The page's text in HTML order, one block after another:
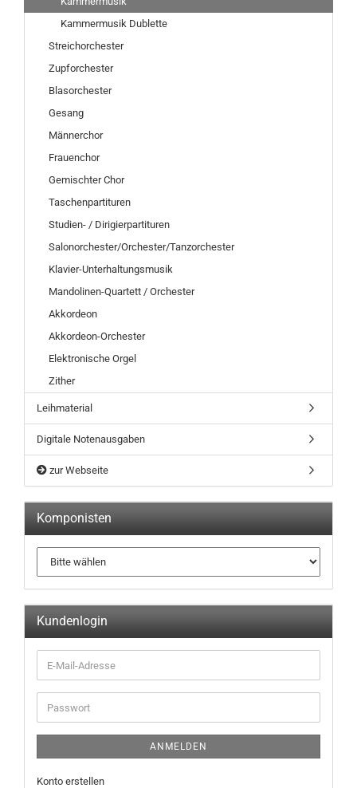
Kammermusik Dublette
Streichorchester
Zupforchester
Blasorchester
Gesang
Männerchor
Frauenchor
Gemischter Chor
Taschenpartituren
Studien- / Dirigierpartituren
Salonorchester/Orchester/Tanzorchester
Klavier-Unterhaltungsmusik
Mandolinen-Quartett / Orchester
Akkordeon
Akkordeon-Orchester
Elektronische Orgel
Zither
Leihmaterial
Digitale Notenausgaben
zur Webseite
Komponisten
Kundenlogin
ANMELDEN
Konto erstellen